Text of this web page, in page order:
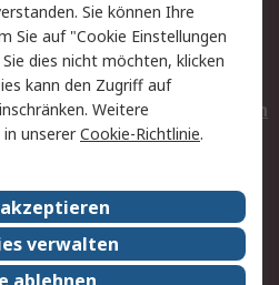
Datenschutz
Zahlungsbedingungen
Entsorgung
Elektrogeräte/Batterien
RS weltweit
Nachhaltigkeit
Presse-Center
Sie können Ihre
Sie auf "Cookie Einstellungen
dies nicht möchten, klicken
kann den Zugriff auf
Weitere
unsererCookie-Richtlinie.
verwalten